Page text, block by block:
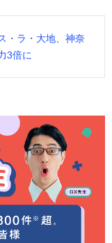
・ラ・大地、神奈
3倍に